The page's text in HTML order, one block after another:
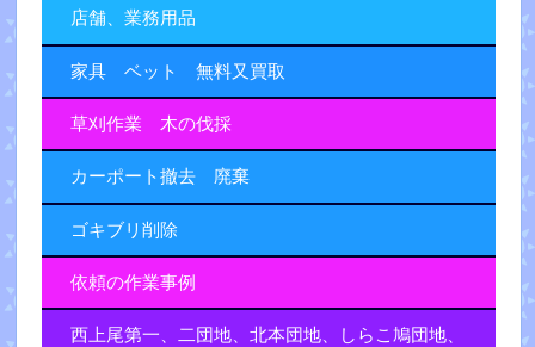
店舗、業務用品
家具 ベット 無料又買取
草刈作業 木の伐採
カーポート撤去 廃棄
ゴキブリ削除
依頼の作業事例
西上尾第一、二団地、北本団地、しらこ鳩団地、